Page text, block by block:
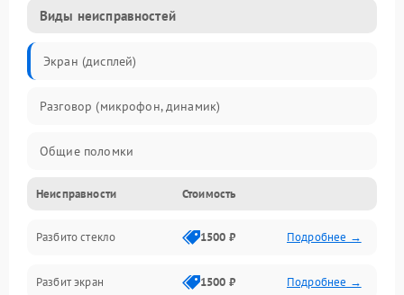
Виды неисправностей
Экран (дисплей)
Разговор (микрофон, динамик)
Общие поломки
Проблемы связи
Камеры
Проблемы с дисплеем и сенсором
Неисправности Стоимость
Разбито стекло 1500 ₽ Подробнее →
Разбит экран 1500 ₽ Подробнее →